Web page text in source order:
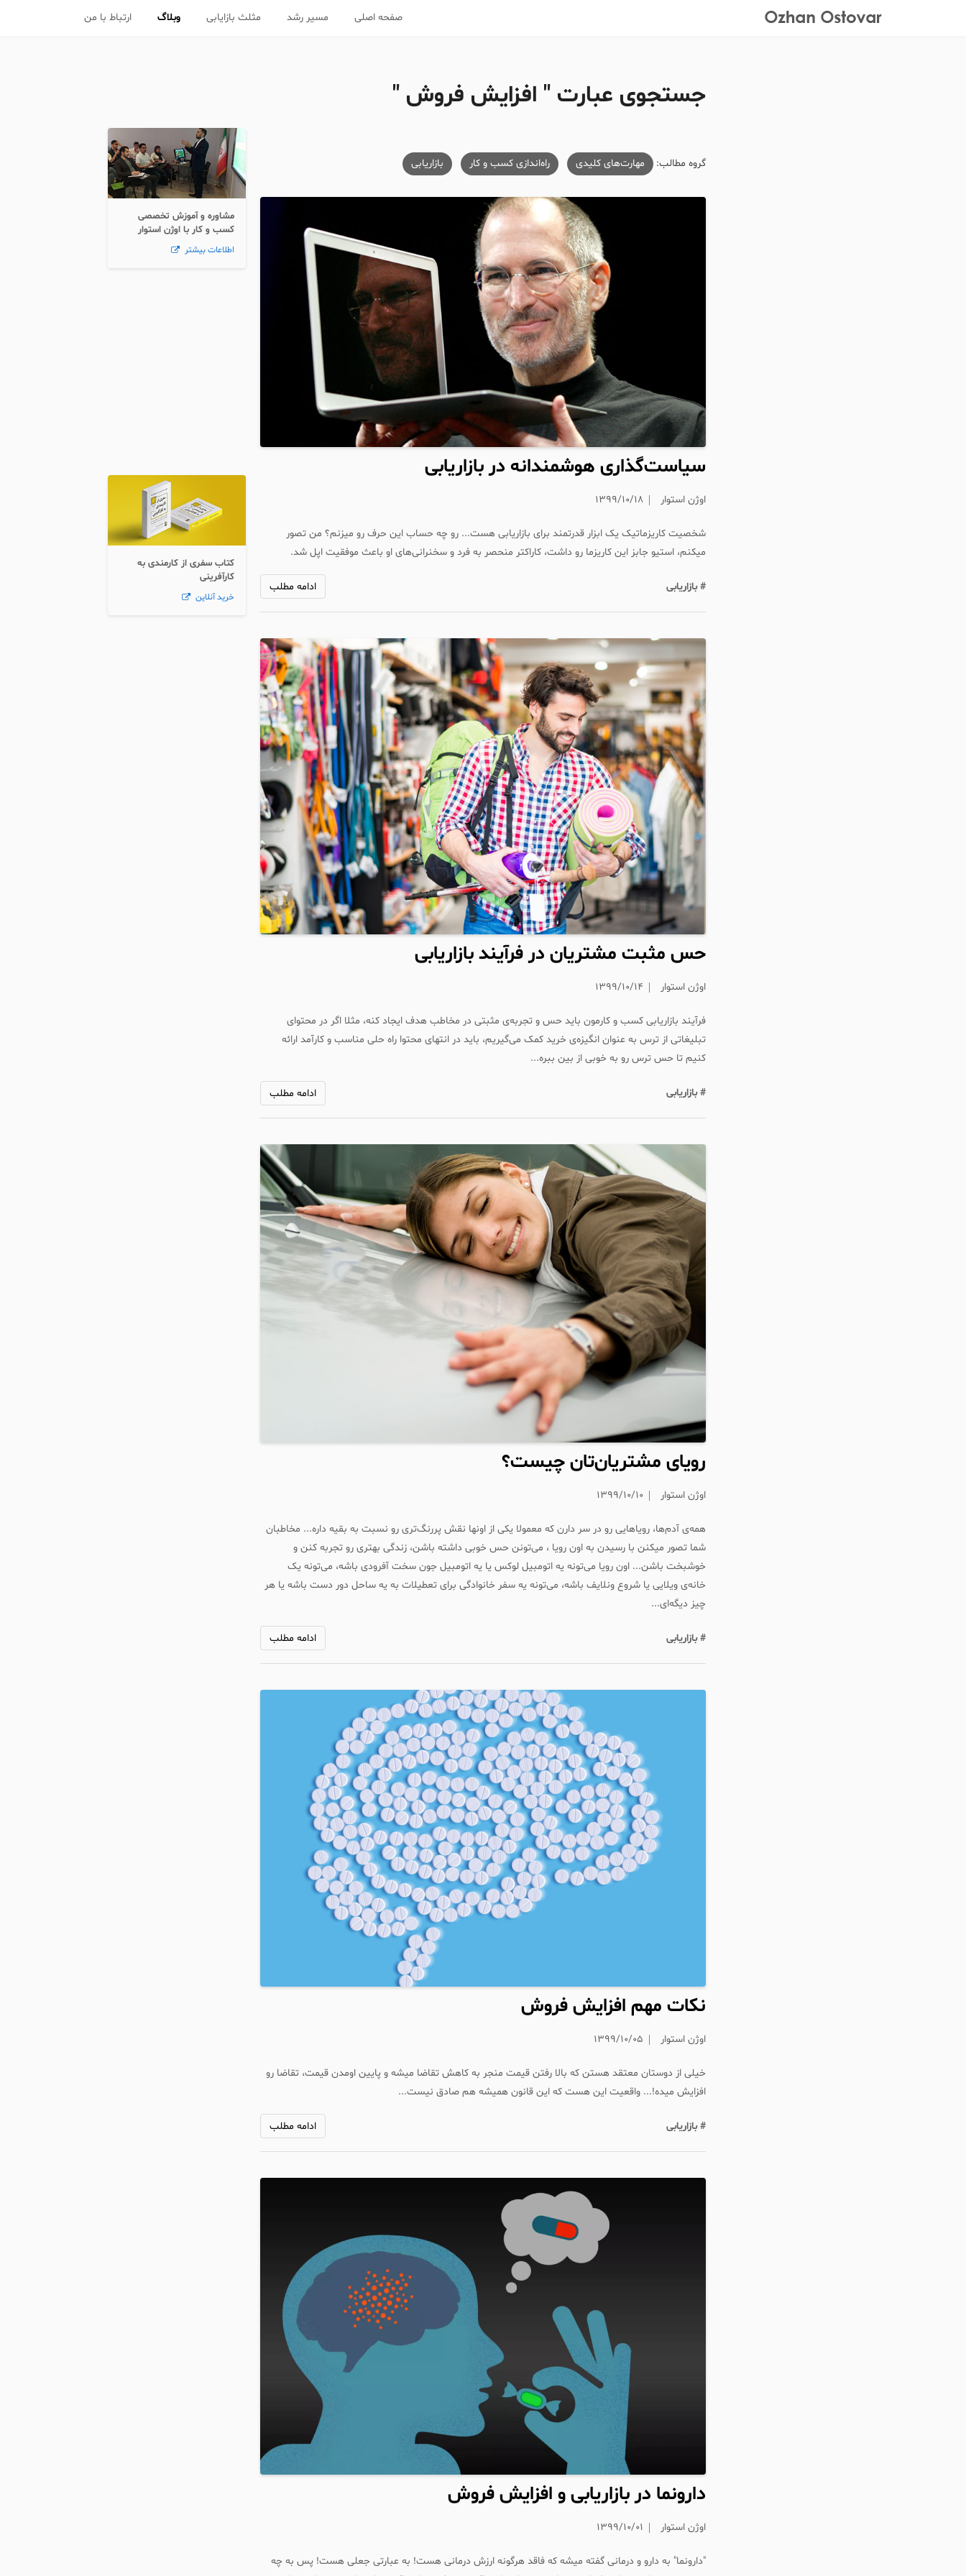
صفحه اصلی مسیر رشد مثلث بازایابی وبلاگ ارتباط با من
جستجوی عبارت " افزایش فروش "
گروه مطالب: مهارت‌های کلیدی راه‌اندازی کسب و کار بازاریابی
سیاست‌گذاری هوشمندانه در بازاریابی
اوژن استوار ۱۳۹۹/۱۰/۱۸
شخصیت کاریزماتیک یک ابزار قدرتمند برای بازاریابی هست... رو چه حساب این حرف رو میزنم؟ من تصور
میکنم، استیو جابز این کاریزما رو داشت، کاراکتر منحصر به فرد و سخنرانی‌های او باعث موفقیت اپل شد.
# بازاریابی ادامه مطلب
حس مثبت مشتریان در فرآیند بازاریابی
اوژن استوار ۱۳۹۹/۱۰/۱۴
فرآیند بازاریابی کسب و کارمون باید حس و تجربه‌ی مثبتی در مخاطب هدف ایجاد کنه، مثلا اگر در محتوای
تبلیغاتی از ترس به عنوان انگیزه‌ی خرید کمک می‌گیریم، باید در انتهای محتوا راه حلی مناسب و کارآمد ارائه
کنیم تا حس ترس رو به خوبی از بین ببره...
# بازاریابی ادامه مطلب
رویای مشتریان‌تان چیست؟
اوژن استوار ۱۳۹۹/۱۰/۱۰
همه‌ی آدم‌ها، رویاهایی رو در سر دارن که معمولا یکی از اونها نقش پررنگ‌تری رو نسبت به بقیه داره... مخاطبان
شما تصور ‌میکنن با رسیدن به اون رویا ، می‌تونن حس خوبی داشته باشن، زندگی بهتری رو تجربه کنن و
خوشبخت باشن... اون رویا می‌تونه یه اتومبیل لوکس یا یه اتومبیل جون سخت آفرودی باشه، می‌تونه یک
خانه‌ی ویلایی یا شروع ونلایف باشه، می‌تونه یه سفر خانوادگی برای تعطیلات به یه ساحل دور دست باشه یا هر
چیز دیگه‌ای...
# بازاریابی ادامه مطلب
نکات مهم افزایش فروش
اوژن استوار ۱۳۹۹/۱۰/۰۵
خیلی از دوستان معتقد هستن که بالا رفتن قیمت منجر به کاهش تقاضا میشه و پایین اومدن قیمت، تقاضا رو
افزایش میده!... واقعیت این هست که این قانون همیشه هم صادق نیست...
# بازاریابی ادامه مطلب
دارونما در بازاریابی و افزایش فروش
اوژن استوار ۱۳۹۹/۱۰/۰۱
"دارونما" به دارو و درمانی گفته میشه که فاقد هرگونه ارزش درمانی هست! به عبارتی جعلی هست! پس به چه
مشاوره و آموزش تخصصی
کسب و کار با اوژن استوار
اطلاعات بیشتر
کتاب سفری از کارمندی به
کارآفرینی
خرید آنلاین